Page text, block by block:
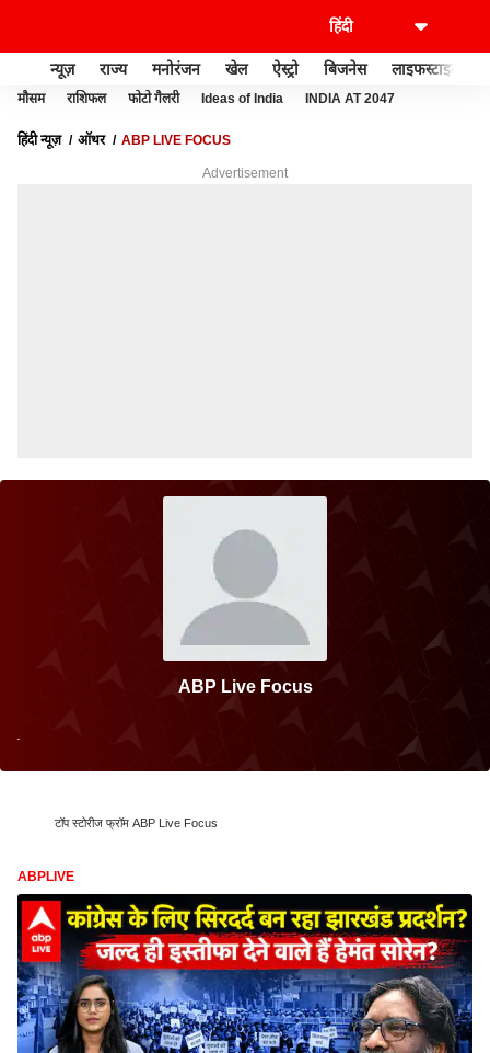
न्यूज़ राज्य मनोरंजन खेल ऐस्ट्रो बिजनेस लाइफस्टाइल
मौसम राशिफल फोटो गैलरी Ideas of India INDIA AT 2047
हिंदी न्यूज़ ऑथर ABP LIVE FOCUS
Advertisement
ABP Live Focus
टॉप स्टोरीज फ्रॉम ABP Live Focus
ABPLIVE